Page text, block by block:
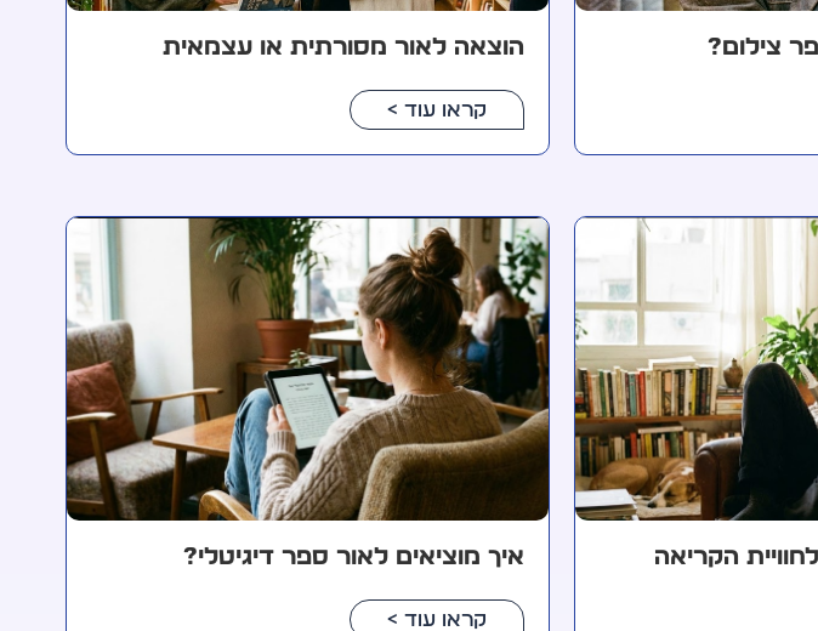
צילום? הוצאה לאור מסורתית או עצמאית
קראו עוד >
הקריאה איך מוציאים לאור ספר דיגיטלי?
קראו עוד >